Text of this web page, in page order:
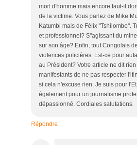
mort d'homme mais encore faut-il
de la victime. Vous parlez de Mike
Katumbi mais de Félix "Tshilombo".
et professionnel? S''agissant du
sur son âge? Enfin, tout Congolais
violences policières. Est-ce pour
au Président? Votre article ne dit
manifestants de ne pas respecter
si cela n'excuse rien. Je suis pour
également pour un journalisme
dépassionné. Cordiales salutations.
Répondre